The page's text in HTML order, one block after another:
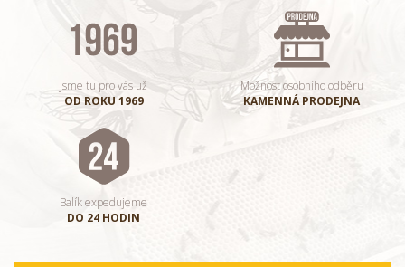
Jsme tu pro vás už
OD ROKU 1969
Možnost osobního odběru
KAMENNÁ PRODEJNA
Balík expedujeme
DO 24 HODIN